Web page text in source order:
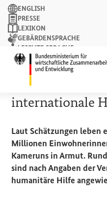
Suchbegriff
Suchen
ENGLISH
PRESSE
LEXIKON
GEBÄRDENSPRACHE
LEICHTE SPRACHE
NEWSLETTER
SOZIALE SITUATION
Millionen
internationale
Laut Schätzungen leben
Millionen
Kameruns in Armut.
sind nach Angaben der
humanitäre Hilfe